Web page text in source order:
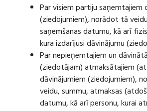
Par visiem partiju saņemtajiem
(ziedojumiem), norādot tā
saņemšanas datumu, kā arī
kura izdarījusi dāvinājumu
Par nepieņemtajiem un
(ziedotājam) atmaksātajiem
dāvinājumiem (ziedojumiem),
veidu, summu, atmaksas
datumu, kā arī personu, kurai